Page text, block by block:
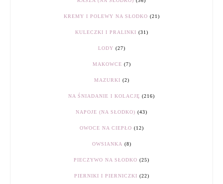
KREMY I POLEWY NA SŁODKO (21)
KULECZKI I PRALINKI (31)
LODY (27)
MAKOWCE (7)
MAZURKI (2)
NA ŚNIADANIE I KOLACJĘ (216)
NAPOJE (NA SŁODKO) (43)
OWOCE NA CIEPŁO (12)
OWSIANKA (8)
PIECZYWO NA SŁODKO (25)
PIERNIKI I PIERNICZKI (22)